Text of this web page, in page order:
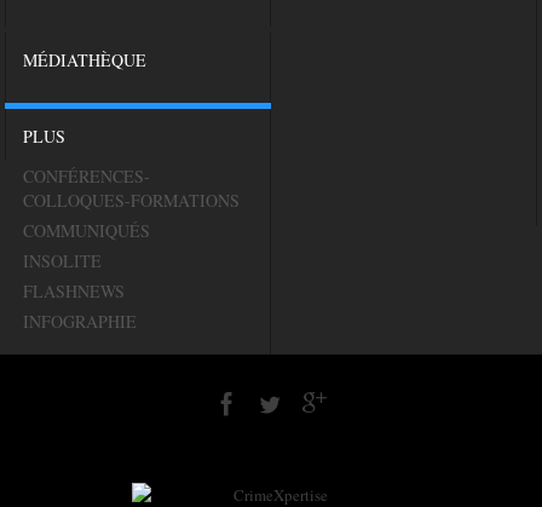
MÉDIATHÈQUE
PLUS
CONFÉRENCES-
COLLOQUES-FORMATIONS
COMMUNIQUÉS
INSOLITE
FLASHNEWS
INFOGRAPHIE